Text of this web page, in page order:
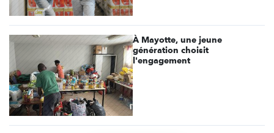
À Mayotte, une jeune
génération choisit
l'engagement